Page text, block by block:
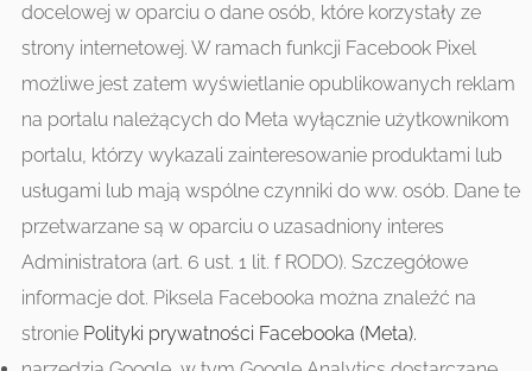
docelowej w oparciu o dane osób, które korzystały ze
strony internetowej. W ramach funkcji Facebook Pixel
możliwe jest zatem wyświetlanie opublikowanych reklam
na portalu należących do Meta wyłącznie użytkownikom
portalu, którzy wykazali zainteresowanie produktami lub
usługami lub mają wspólne czynniki do ww. osób. Dane te
przetwarzane są w oparciu o uzasadniony interes
Administratora (art. 6 ust. 1 lit. f RODO). Szczegółowe
informacje dot. Piksela Facebooka można znaleźć na
stronie Polityki prywatności Facebooka (Meta).